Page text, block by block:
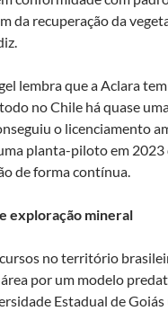
da recuperação da
lembra que a Aclara
no Chile há quase
o licenciamento
planta-piloto em 2023
de forma contínua.
exploração mineral
no território
por um modelo
Estadual de Goiás